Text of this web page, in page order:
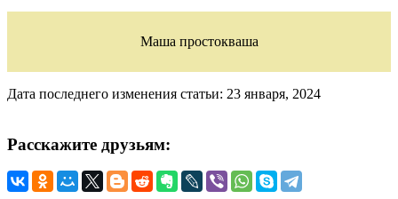
Маша простокваша
Дата последнего изменения статьи: 23 января, 2024
Расскажите друзьям: